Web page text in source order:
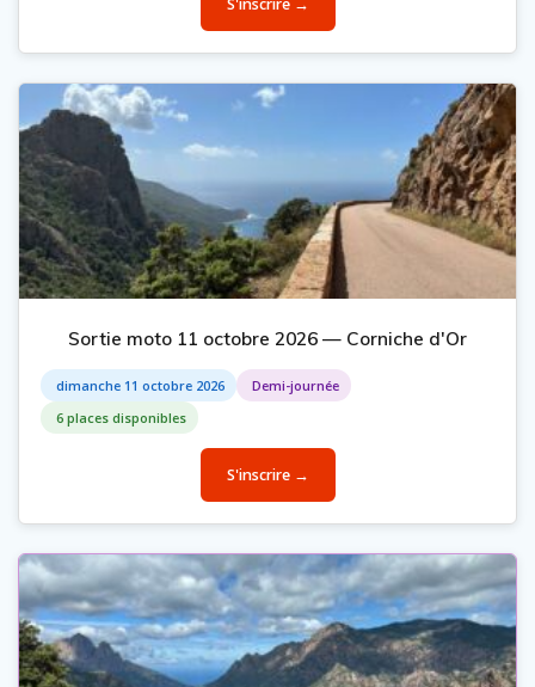
Sortie moto 11 octobre 2026 — Corniche d'Or
dimanche 11 octobre 2026
Demi-journée
6 places disponibles
S'inscrire →